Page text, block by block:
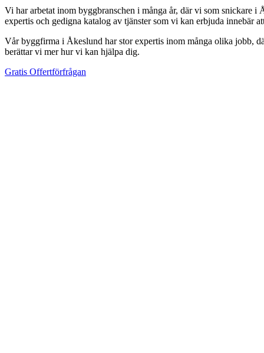
Vi har arbetat inom byggbranschen i många år, där vi som snickare
expertis och gedigna katalog av tjänster som vi kan erbjuda innebär
Vår byggfirma i Åkeslund har stor expertis inom många olika jobb,
berättar vi mer hur vi kan hjälpa dig.
Gratis Offertförfrågan